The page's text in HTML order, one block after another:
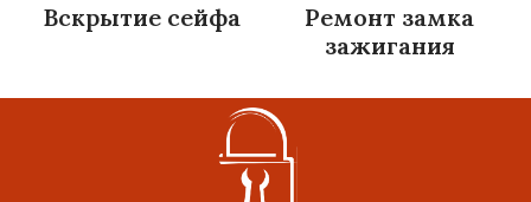
Вскрытие сейфа
Ремонт замка
зажигания